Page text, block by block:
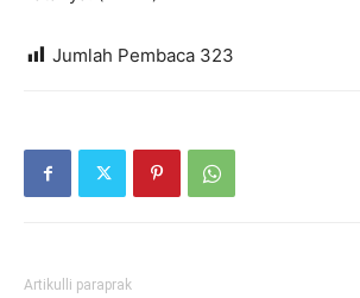
Jumlah Pembaca 323
Artikulli paraprak